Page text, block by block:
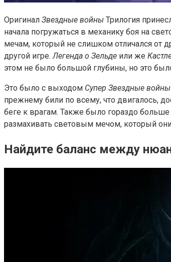
Оригинал Звездные войны Трилогия
начала погружаться в механику боя на
мечам, который не слишком отличался от
другой игре. Легенда о Зельде или же
этом не было большой глубины, но это
Это было с выходом Супер Звездные войны
прежнему били по всему, что двигалось,
беге к врагам. Также было гораздо
размахивать световым мечом, который
Найдите баланс между